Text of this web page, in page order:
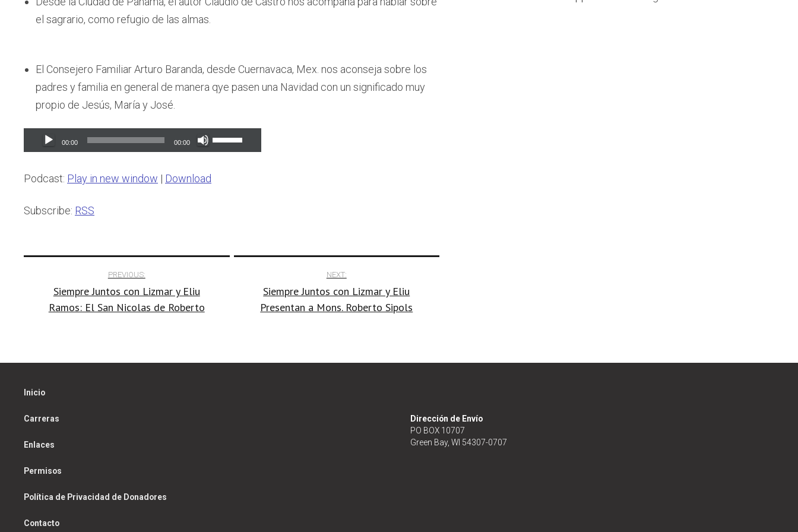
el sagrario, como refugio de las almas.
El Consejero Familiar Arturo Baranda, desde Cuernavaca, Mex. nos aconseja sobre los
padres y familia en general de manera qye pasen una Navidad con un significado muy
propio de Jesús, María y José.
Audio
Player
00:00 00:00
Use
Up/Down
Podcast: Play in new window | Download
Subscribe: RSS
navigation
PREVIOUS:
Siempre Juntos con Lizmar y Eliu
Ramos: El San Nicolas de Roberto
NEXT:
Siempre Juntos con Lizmar y Eliu
Presentan a Mons. Roberto Sipols
Inicio
Carreras
Enlaces
Permisos
Política de Privacidad de Donadores
Contacto
Dirección de Envío
PO BOX 10707
Green Bay, WI 54307-0707